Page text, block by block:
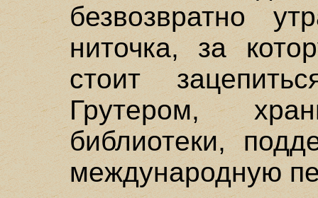
безвозвратно
ниточка, за
стоит
Грутером,
библиотеки,
международную